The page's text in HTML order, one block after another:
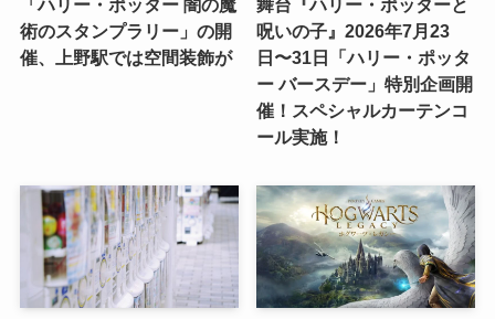
術のスタンプラリー」の開
催、上野駅では空間装飾が
呪いの子』2026年7月23
日〜31日「ハリー・ポッタ
ー バースデー」特別企画開
催！スペシャルカーテンコ
ール実施！